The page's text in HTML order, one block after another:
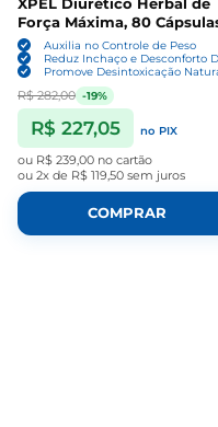
Força Máxima, 80
MHPAuxilia no Controle de Peso
Reduz Inchaço e Desconforto
Promove Desintoxicação
R$ 282,00 -19%
R$ 227,05 no PIX
ou R$ 239,00 no cartão
ou 2x de R$ 119,50 sem juros
COMPRAR